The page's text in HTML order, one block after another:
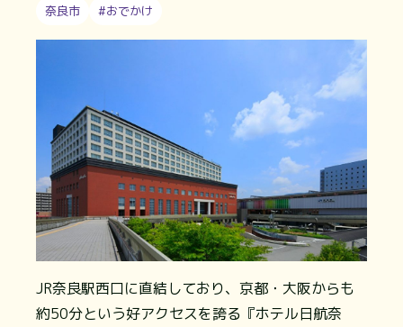
奈良市 #おでかけ
JR奈良駅西口に直結しており、京都・大阪からも
約50分という好アクセスを誇る『ホテル日航奈